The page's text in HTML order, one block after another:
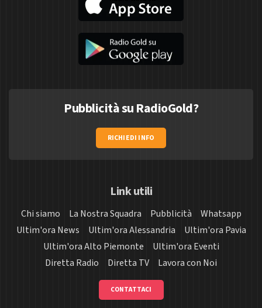
Pubblicità su RadioGold?
RICHIEDI INFO
Link utili
Chi siamo La Nostra Squadra Pubblicità
Whatsapp
Ultim'ora News
Ultim'ora Alessandria
Ultim'ora Pavia
Ultim'ora Alto Piemonte
Ultim'ora Eventi
Diretta Radio
Diretta TV Lavora con Noi
CONTATTACI